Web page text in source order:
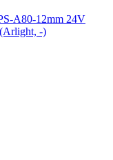
A80-12mm 24V
-)